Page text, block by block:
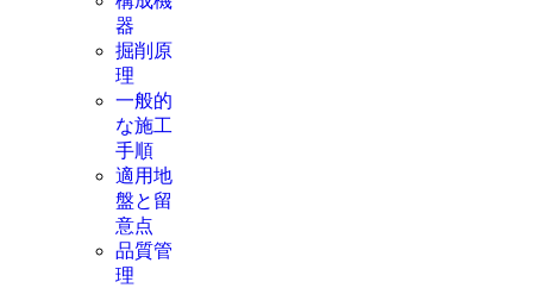
器
掘削原
理
一般的
な施工
手順
適用地
盤と留
意点
品質管
理